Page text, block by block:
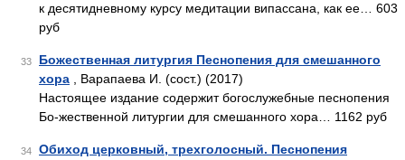
к десятидневному курсу медитации випассана, как ее… 603
руб
33
Божественная литургия Песнопения для смешанного
хора , Варапаева И. (сост.) (2017)
Настоящее издание содержит богослужебные песнопения
Бо-жественной литургии для смешанного хора… 1162 руб
34
Обиход церковный, трехголосный. Песнопения